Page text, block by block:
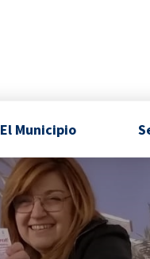
El Municipio